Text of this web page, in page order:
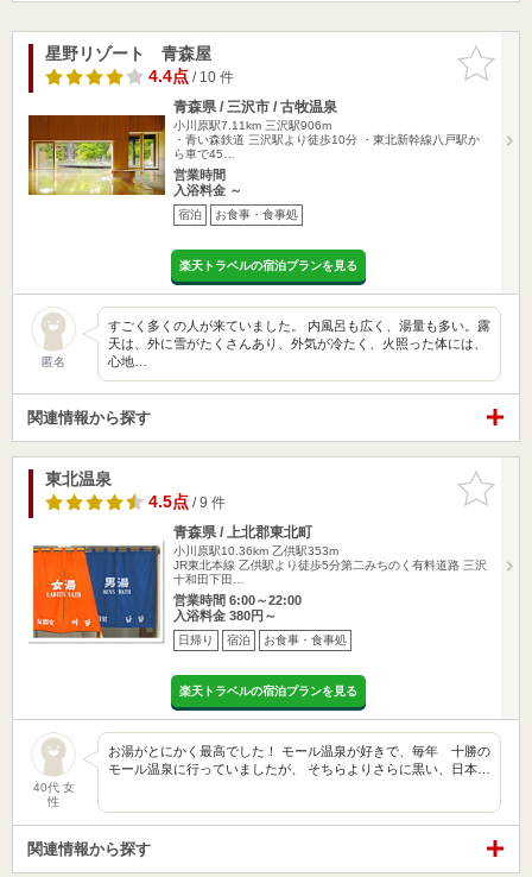
お気に入
りに追加
星野リゾート 青森屋
4.4点/ 10 件
青森県 / 三沢市 / 古牧温泉
小川原駅7.11km 三沢駅906m
・青い森鉄道 三沢駅より徒歩10分 ・東北新幹線八戸駅か
ら車で45…
営業時間
入浴料金 ～
宿泊 お食事・食事処
楽天トラベルの宿泊プランを見る
匿名
すごく多くの人が来ていました。 内風呂も広く、湯量も多い。露
天は、外に雪がたくさんあり、外気が冷たく、火照った体には、
心地…
関連情報から探す
お気に入
りに追加
東北温泉
4.5点/ 9 件
青森県 / 上北郡東北町
小川原駅10.36km 乙供駅353m
JR東北本線 乙供駅より徒歩5分第二みちのく有料道路 三沢
十和田下田…
営業時間 6:00～22:00
入浴料金 380円～
日帰り 宿泊 お食事・食事処
楽天トラベルの宿泊プランを見る
40代 女
性
お湯がとにかく最高でした！ モール温泉が好きで、毎年 十勝の
モール温泉に行っていましたが、 そちらよりさらに黒い、日本…
関連情報から探す